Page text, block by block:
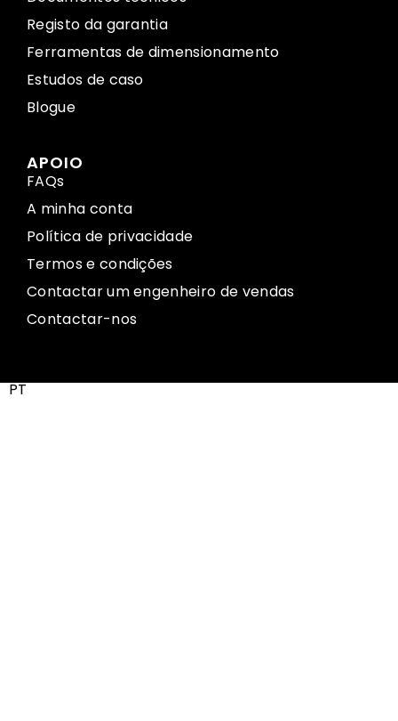
Registo da garantia
Ferramentas de dimensionamento
Estudos de caso
Blogue
APOIO
FAQs
A minha conta
Política de privacidade
Termos e condições
Contactar um engenheiro de vendas
Contactar-nos
PT